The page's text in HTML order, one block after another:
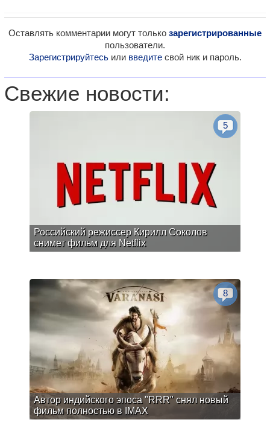
Оставлять комментарии могут только зарегистрированные
пользователи.
Зарегистрируйтесьили введитесвой ник и пароль.
Свежие новости:
Российский режиссер Кирилл Соколов
снимет фильм для Netflix
5
Автор индийского эпоса "RRR" снял новый
фильм полностью в IMAX
8